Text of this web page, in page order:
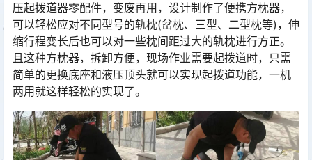
压起拨道器零配件，变废再用，设计制作了便携方枕器，
可以轻松应对不同型号的轨枕(岔枕、三型、二型枕等)，伸
缩行程变长后也可以对一些枕间距过大的轨枕进行方正。
且这种方枕器，拆卸方便，现场作业需要起拨道时，只需
简单的更换底座和液压顶头就可以实现起拨道功能，一机
两用就这样轻松的实现了。󠅅󠅃󠄵󠅂󠄪󠇖󠆨󠆨󠇕󠆞󠆒󠅬󠇘󠆭󠆘󠇙󠆝󠅵󠇗󠆭󠆁󠄐󠇗󠅹󠅸󠇖󠆍󠅳󠇖󠅹󠅰󠇖󠆌󠅹